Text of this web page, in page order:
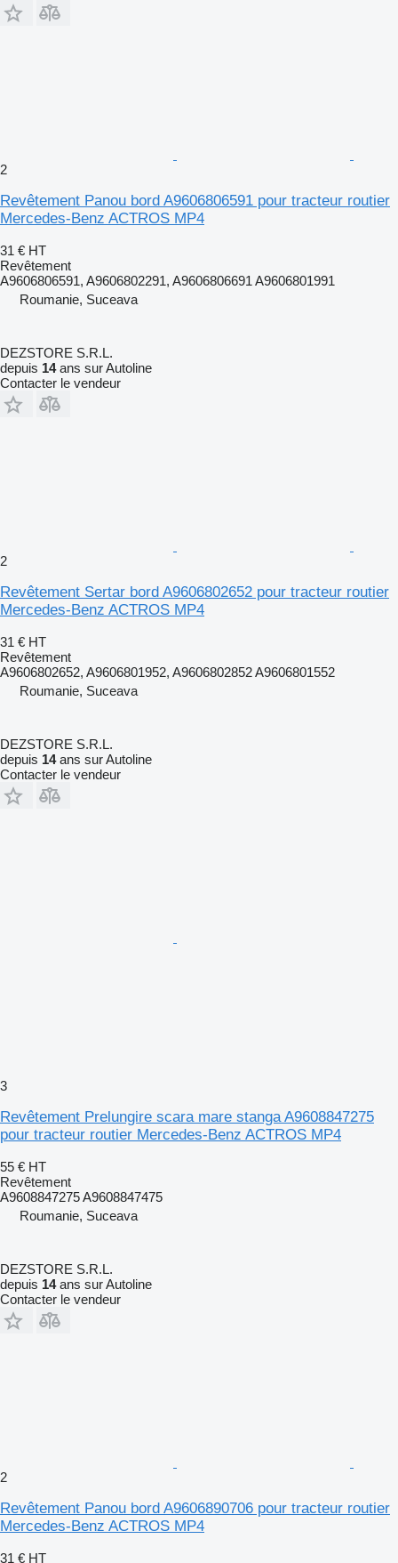
2
Revêtement Panou bord A9606806591 pour tracteur routier
Mercedes-Benz ACTROS MP4
31 € HT
Revêtement
A9606806591, A9606802291, A9606806691 A9606801991
Roumanie, Suceava
DEZSTORE S.R.L.
depuis 14ans sur Autoline
Contacter le vendeur
2
Revêtement Sertar bord A9606802652 pour tracteur routier
Mercedes-Benz ACTROS MP4
31 € HT
Revêtement
A9606802652, A9606801952, A9606802852 A9606801552
Roumanie, Suceava
DEZSTORE S.R.L.
depuis 14ans sur Autoline
Contacter le vendeur
3
Revêtement Prelungire scara mare stanga A9608847275
pour tracteur routier Mercedes-Benz ACTROS MP4
55 € HT
Revêtement
A9608847275 A9608847475
Roumanie, Suceava
DEZSTORE S.R.L.
depuis 14ans sur Autoline
Contacter le vendeur
2
Revêtement Panou bord A9606890706 pour tracteur routier
Mercedes-Benz ACTROS MP4
31 € HT